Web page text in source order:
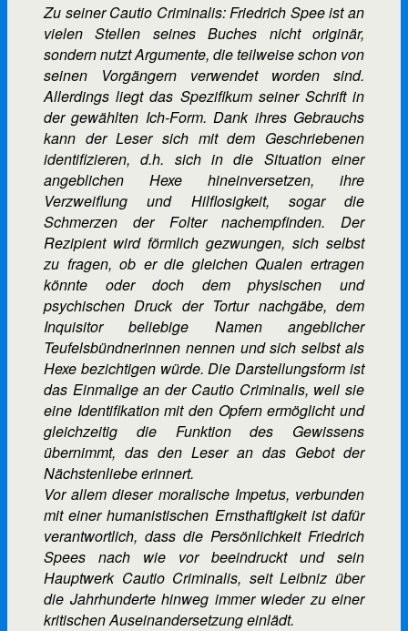
Zu seiner Cautio Criminalis: Friedrich Spee ist an
vielen Stellen seines Buches nicht originär,
sondern nutzt Argumente, die teilweise schon von
seinen Vorgängern verwendet worden sind.
Allerdings liegt das Spezifikum seiner Schrift in
der gewählten Ich-Form. Dank ihres Gebrauchs
kann der Leser sich mit dem Geschriebenen
identifizieren, d.h. sich in die Situation einer
angeblichen Hexe hineinversetzen, ihre
Verzweiflung und Hilflosigkeit, sogar die
Schmerzen der Folter nachempfinden. Der
Rezipient wird förmlich gezwungen, sich selbst
zu fragen, ob er die gleichen Qualen ertragen
könnte oder doch dem physischen und
psychischen Druck der Tortur nachgäbe, dem
Inquisitor beliebige Namen angeblicher
Teufelsbündnerinnen nennen und sich selbst als
Hexe bezichtigen würde. Die Darstellungsform ist
das Einmalige an der Cautio Criminalis, weil sie
eine Identifikation mit den Opfern ermöglicht und
gleichzeitig die Funktion des Gewissens
übernimmt, das den Leser an das Gebot der
Nächstenliebe erinnert.
Vor allem dieser moralische Impetus, verbunden
mit einer humanistischen Ernsthaftigkeit ist dafür
verantwortlich, dass die Persönlichkeit Friedrich
Spees nach wie vor beeindruckt und sein
Hauptwerk Cautio Criminalis, seit Leibniz über
die Jahrhunderte hinweg immer wieder zu einer
kritischen Auseinandersetzung einlädt.